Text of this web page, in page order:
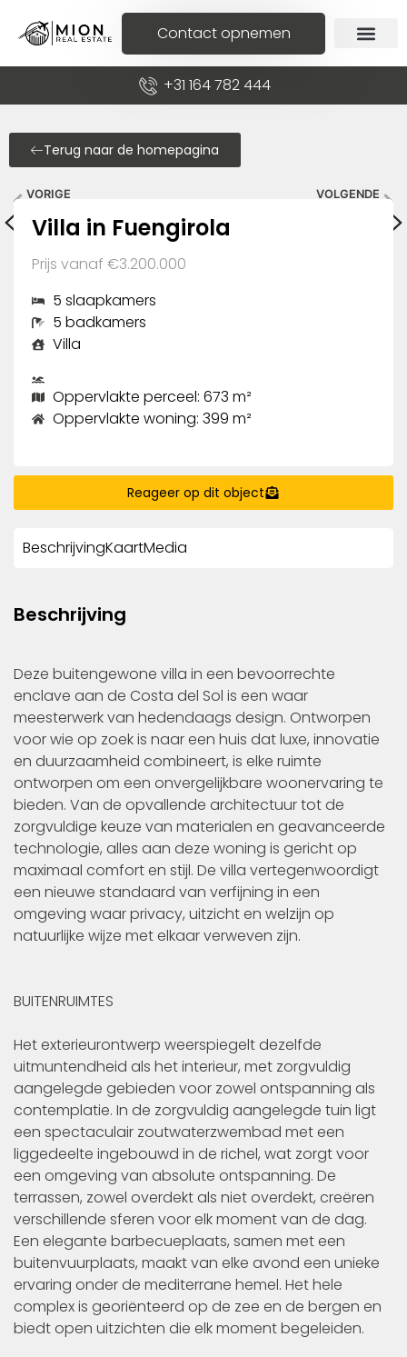
Contact opnemen
+31 164 782 444
Terug naar de homepagina
VORIGE VOLGENDE
Villa in Fuengirola
Prijs vanaf €3.200.000
5 slaapkamers
5 badkamers
Villa
Oppervlakte perceel: 673 m²
Oppervlakte woning: 399 m²
Reageer op dit object
BeschrijvingKaartMedia
Beschrijving
Deze buitengewone villa in een bevoorrechte
enclave aan de Costa del Sol is een waar
meesterwerk van hedendaags design. Ontworpen
voor wie op zoek is naar een huis dat luxe, innovatie
en duurzaamheid combineert, is elke ruimte
ontworpen om een onvergelijkbare woonervaring te
bieden. Van de opvallende architectuur tot de
zorgvuldige keuze van materialen en geavanceerde
technologie, alles aan deze woning is gericht op
maximaal comfort en stijl. De villa vertegenwoordigt
een nieuwe standaard van verfijning in een
omgeving waar privacy, uitzicht en welzijn op
natuurlijke wijze met elkaar verweven zijn.
BUITENRUIMTES
Het exterieurontwerp weerspiegelt dezelfde
uitmuntendheid als het interieur, met zorgvuldig
aangelegde gebieden voor zowel ontspanning als
contemplatie. In de zorgvuldig aangelegde tuin ligt
een spectaculair zoutwaterzwembad met een
liggedeelte ingebouwd in de richel, wat zorgt voor
een omgeving van absolute ontspanning. De
terrassen, zowel overdekt als niet overdekt, creëren
verschillende sferen voor elk moment van de dag.
Een elegante barbecueplaats, samen met een
buitenvuurplaats, maakt van elke avond een unieke
ervaring onder de mediterrane hemel. Het hele
complex is georiënteerd op de zee en de bergen en
biedt open uitzichten die elk moment begeleiden.